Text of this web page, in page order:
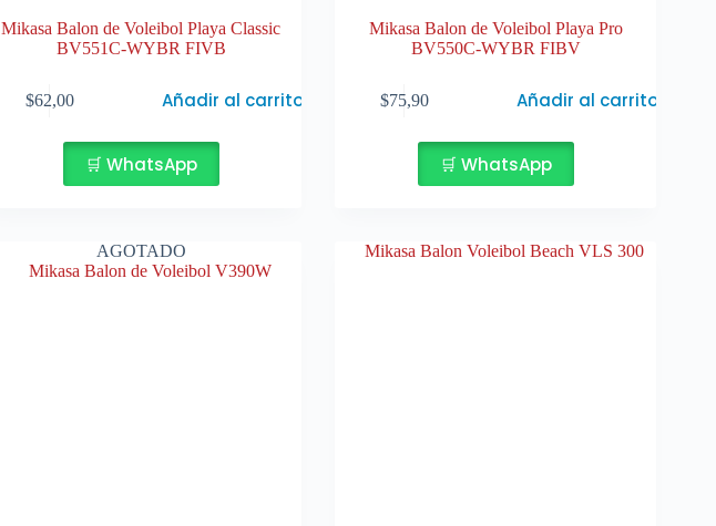
Mikasa Balon de Voleibol Playa Classic
BV551C-WYBR FIVB
$62,00 Añadir al carrito
🛒 WhatsApp
Mikasa Balon de Voleibol Playa Pro
BV550C-WYBR FIBV
$75,90 Añadir al carrito
🛒 WhatsApp
AGOTADO